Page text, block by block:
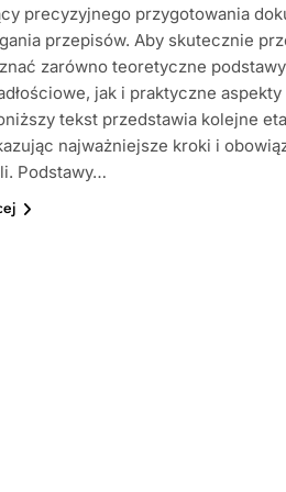
precyzyjnego przygotowania
przepisów. Aby skutecznie
zarówno teoretyczne
jak i praktyczne
tekst przedstawia kolejne
najważniejsze kroki i
Podstawy…